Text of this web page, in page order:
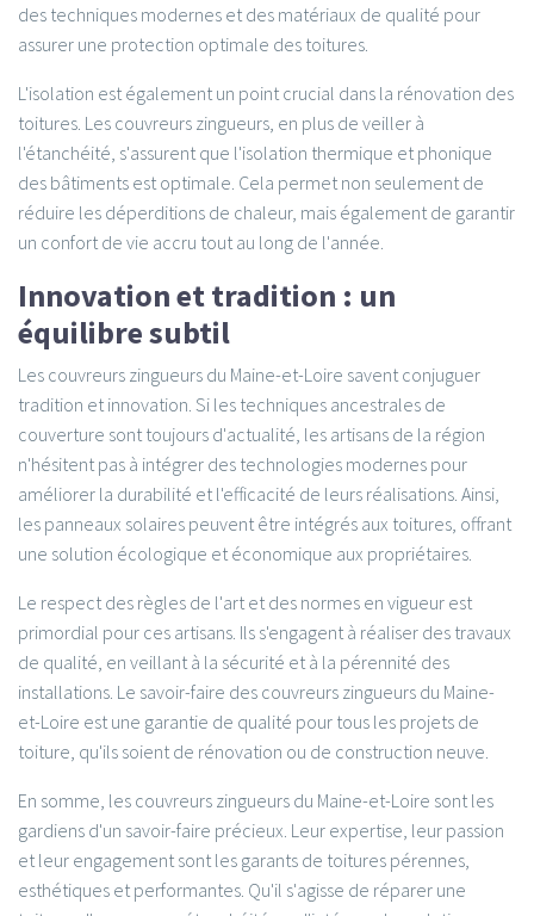
des techniques modernes et des matériaux de qualité pour
assurer une protection optimale des toitures.
L'isolation est également un point crucial dans la rénovation des
toitures. Les couvreurs zingueurs, en plus de veiller à
l'étanchéité, s'assurent que l'isolation thermique et phonique
des bâtiments est optimale. Cela permet non seulement de
réduire les déperditions de chaleur, mais également de garantir
un confort de vie accru tout au long de l'année.
Innovation et tradition : un
équilibre subtil
Les couvreurs zingueurs du Maine-et-Loire savent conjuguer
tradition et innovation. Si les techniques ancestrales de
couverture sont toujours d'actualité, les artisans de la région
n'hésitent pas à intégrer des technologies modernes pour
améliorer la durabilité et l'efficacité de leurs réalisations. Ainsi,
les panneaux solaires peuvent être intégrés aux toitures, offrant
une solution écologique et économique aux propriétaires.
Le respect des règles de l'art et des normes en vigueur est
primordial pour ces artisans. Ils s'engagent à réaliser des travaux
de qualité, en veillant à la sécurité et à la pérennité des
installations. Le savoir-faire des couvreurs zingueurs du Maine-
et-Loire est une garantie de qualité pour tous les projets de
toiture, qu'ils soient de rénovation ou de construction neuve.
En somme, les couvreurs zingueurs du Maine-et-Loire sont les
gardiens d'un savoir-faire précieux. Leur expertise, leur passion
et leur engagement sont les garants de toitures pérennes,
esthétiques et performantes. Qu'il s'agisse de réparer une